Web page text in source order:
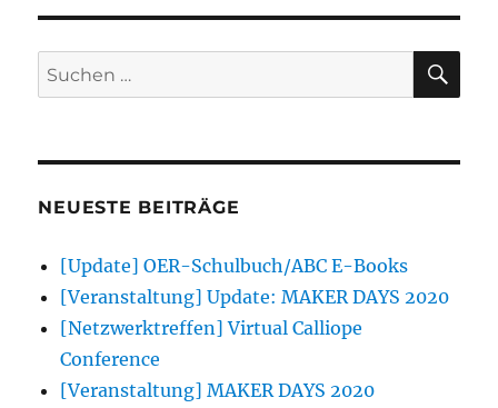
Suchen
nach:
NEUESTE BEITRÄGE
[Update] OER-Schulbuch/ABC E-Books
[Veranstaltung] Update: MAKER DAYS 2020
[Netzwerktreffen] Virtual Calliope
Conference
[Veranstaltung] MAKER DAYS 2020